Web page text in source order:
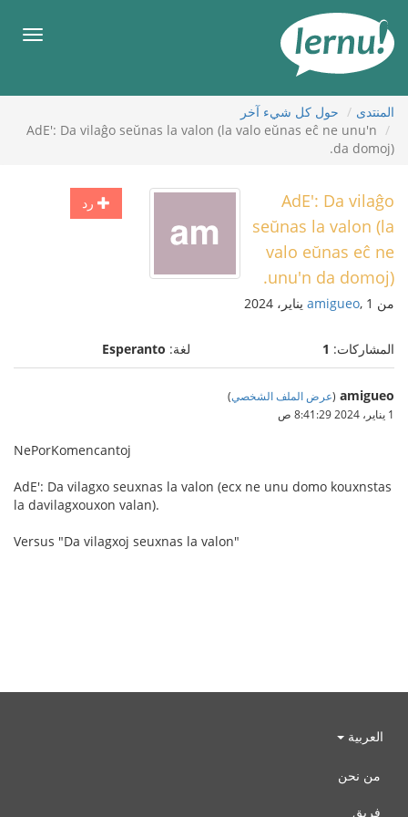
المحتويات
قائمة
المنتدى
حول كل شيء آخر
AdE': Da vilaĝo seŭnas la valon (la valo eŭnas eĉ ne unu'n
da domoj).
رد
AdE': Da vilaĝo
seŭnas la valon (la
valo eŭnas eĉ ne
unu'n da domoj).
من amigueo, 1 يناير، 2024
المشاركات: 1 لغة: Esperanto
amigueo
(عرض الملف الشخصي)
1 يناير، 2024 8:41:29 ص
NePorKomencantoj
AdE': Da vilagxo seuxnas la valon (ecx ne unu domo kouxnstas
la davilagxouxon valan).
Versus "Da vilagxoj seuxnas la valon"
العربية
من نحن
فريق